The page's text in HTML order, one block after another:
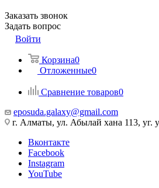
Заказать звонок
Задать вопрос
Войти
Корзина0
Отложенные0
Сравнение товаров0
eposuda.galaxy@gmail.com
г. Алматы, ул. Абылай хана 113, уг.
Вконтакте
Facebook
Instagram
YouTube